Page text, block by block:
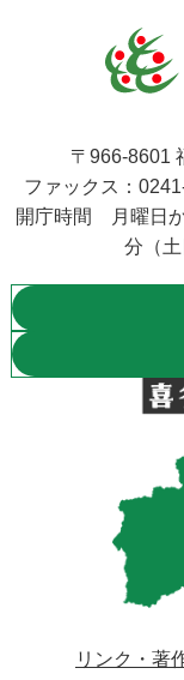
〒966-8601
ファックス：
開庁時間 月曜日
分（土
リンク・著